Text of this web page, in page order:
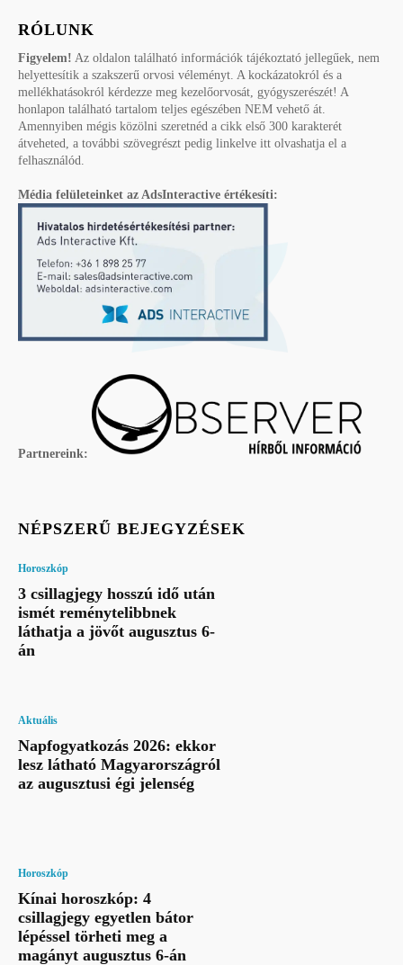
RÓLUNK
Figyelem! Az oldalon található információk tájékoztató jellegűek, nem
helyettesítik a szakszerű orvosi véleményt. A kockázatokról és a
mellékhatásokról kérdezze meg kezelőorvosát, gyógyszerészét! A
honlapon található tartalom teljes egészében NEM vehető át.
Amennyiben mégis közölni szeretnéd a cikk első 300 karakterét
átveheted, a további szövegrészt pedig linkelve itt olvashatja el a
felhasználód.
Média felületeinket az AdsInteractive értékesíti:
Partnereink:
NÉPSZERŰ BEJEGYZÉSEK
Horoszkóp
3 csillagjegy hosszú idő után
ismét reménytelibbnek
láthatja a jövőt augusztus 6-
án
Aktuális
Napfogyatkozás 2026: ekkor
lesz látható Magyarországról
az augusztusi égi jelenség
Horoszkóp
Kínai horoszkóp: 4
csillagjegy egyetlen bátor
lépéssel törheti meg a
magányt augusztus 6-án